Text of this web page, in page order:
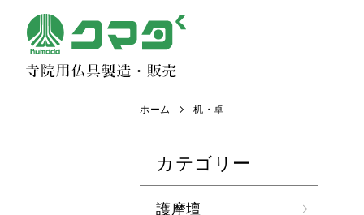
ホーム 机・卓
カテゴリー
護摩壇